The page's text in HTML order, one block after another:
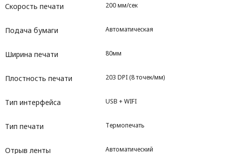
Скорость печати 200 мм/сек
Подача бумаги Автоматическая
Ширина печати 80мм
Плостность печати 203 DPI (8 точек/мм)
Тип интерфейса USB + WIFI
Тип печати Термопечать
Отрыв ленты Автоматический